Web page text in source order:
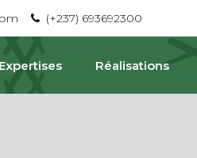
(+237) 693692300
Expertises Réalisations